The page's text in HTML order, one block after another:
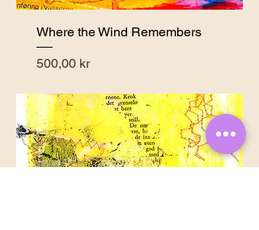
Where the Wind Remembers
Pris
500,00 kr